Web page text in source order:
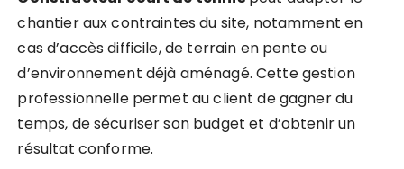
chantier aux contraintes du site, notamment en
cas d’accès difficile, de terrain en pente ou
d’environnement déjà aménagé. Cette gestion
professionnelle permet au client de gagner du
temps, de sécuriser son budget et d’obtenir un
résultat conforme.